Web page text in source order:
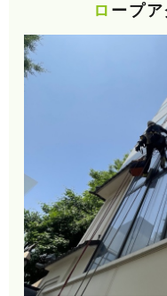
ロープ